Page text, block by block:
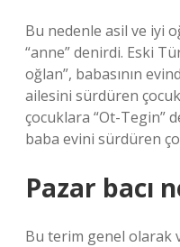
Bu nedenle asil ve iyi
“anne” denirdi. Eski
oğlan”, babasının
ailesini sürdüren
çocuklara “Ot-Tegin”
baba evini sürdüren
Pazar bacı
Bu terim genel olarak